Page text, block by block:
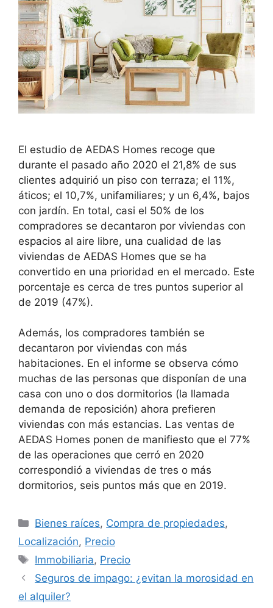
El estudio de AEDAS Homes recoge que
durante el pasado año 2020 el 21,8% de sus
clientes adquirió un piso con terraza; el 11%,
áticos; el 10,7%, unifamiliares; y un 6,4%, bajos
con jardín. En total, casi el 50% de los
compradores se decantaron por viviendas con
espacios al aire libre, una cualidad de las
viviendas de AEDAS Homes que se ha
convertido en una prioridad en el mercado. Este
porcentaje es cerca de tres puntos superior al
de 2019 (47%).
Además, los compradores también se
decantaron por viviendas con más
habitaciones. En el informe se observa cómo
muchas de las personas que disponían de una
casa con uno o dos dormitorios (la llamada
demanda de reposición) ahora prefieren
viviendas con más estancias. Las ventas de
AEDAS Homes ponen de manifiesto que el 77%
de las operaciones que cerró en 2020
correspondió a viviendas de tres o más
dormitorios, seis puntos más que en 2019.
Categories
Bienes raíces, Compra de propiedades,
Localización, Precio
Tags
Immobiliaria, Precio
Seguros de impago: ¿evitan la morosidad en
el alquiler?